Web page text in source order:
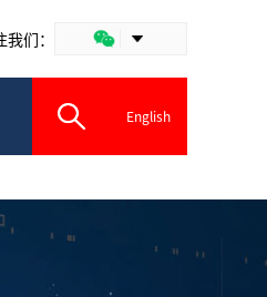
我们：
English